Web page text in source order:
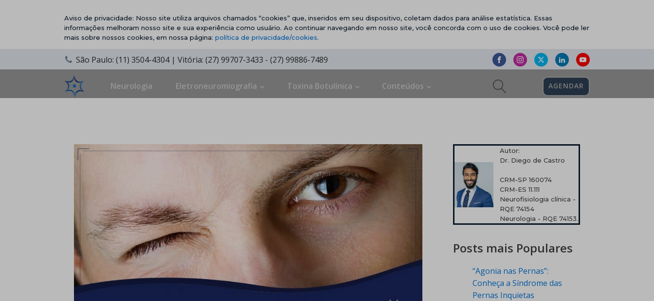
Aviso de privacidade: Nosso site utiliza arquivos chamados “cookies” que, inseridos em seu dispositivo, coletam dados para análise estatística. Essas
informações melhoram nosso site e sua experiência como usuário. Ao continuar navegando em nosso site, você concorda com o uso de cookies. Você pode ler
mais sobre nossos cookies, em nossa página: política de privacidade/cookies.
São Paulo: (11) 3504-4304 | Vitória: (27) 99707-3433 - (27) 99886-7489
Neurologia Eletroneuromiografia Toxina Botulínica Conteúdos AGENDAR
Autor:
Dr. Diego de Castro
CRM-SP 160074
CRM-ES 11.111
Neurofisiologia clínica -
RQE 74154
Neurologia - RQE 74153.
Posts mais Populares
“Agonia nas Pernas”:
Conheça a Síndrome das
Pernas Inquietas